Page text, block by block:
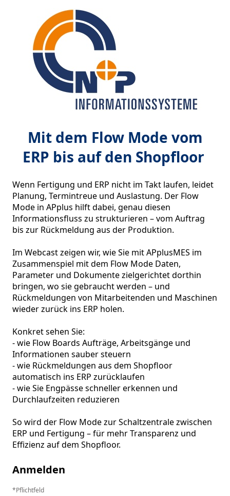
Mit dem Flow Mode vom
ERP bis auf den Shopfloor
Wenn Fertigung und ERP nicht im Takt laufen, leidet
Planung, Termintreue und Auslastung. Der Flow
Mode in APplus hilft dabei, genau diesen
Informationsfluss zu strukturieren – vom Auftrag
bis zur Rückmeldung aus der Produktion.
Im Webcast zeigen wir, wie Sie mit APplusMES im
Zusammenspiel mit dem Flow Mode Daten,
Parameter und Dokumente zielgerichtet dorthin
bringen, wo sie gebraucht werden – und
Rückmeldungen von Mitarbeitenden und Maschinen
wieder zurück ins ERP holen.
Konkret sehen Sie:
- wie Flow Boards Aufträge, Arbeitsgänge und
Informationen sauber steuern
- wie Rückmeldungen aus dem Shopfloor
automatisch ins ERP zurücklaufen
- wie Sie Engpässe schneller erkennen und
Durchlaufzeiten reduzieren
So wird der Flow Mode zur Schaltzentrale zwischen
ERP und Fertigung – für mehr Transparenz und
Effizienz auf dem Shopfloor.
Anmelden
Pflichtfeld